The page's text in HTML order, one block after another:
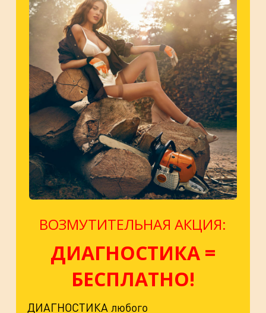
ВОЗМУТИТЕЛЬНАЯ АКЦИЯ:
ДИАГНОСТИКА =
БЕСПЛАТНО!
ДИАГНОСТИКА любого